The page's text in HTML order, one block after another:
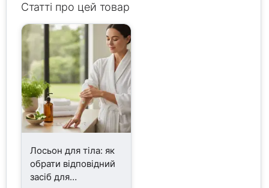
Статті про цей товар
Лосьон для тіла: як
обрати відповідний
засіб для